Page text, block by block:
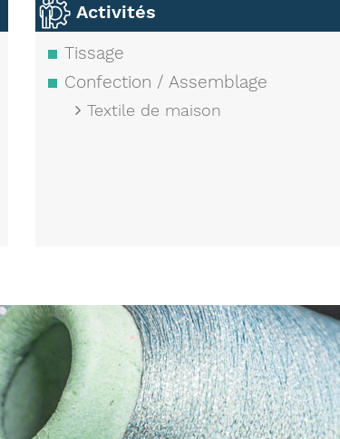
Activités
Tissage
Confection / Assemblage
Textile de maison